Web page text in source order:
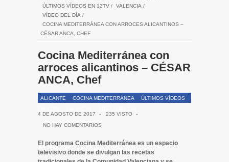
ÚLTIMOS VÍDEOS EN 12TV / VALENCIA /
VÍDEO DEL DÍA /
COCINA MEDITERRÁNEA CON ARROCES ALICANTINOS –
CÉSAR ANCA, CHEF
Cocina Mediterránea con
arroces alicantinos – CÉSAR
ANCA, Chef
ALICANTE COCINA MEDITERRÁNEA
ÚLTIMOS VÍDEOS
4 DE AGOSTO DE 2017
- 235 VISTO
-
NO HAY COMENTARIOS
El programa Cocina Mediterránea es un espacio
televisivo donde se divulgan las recetas